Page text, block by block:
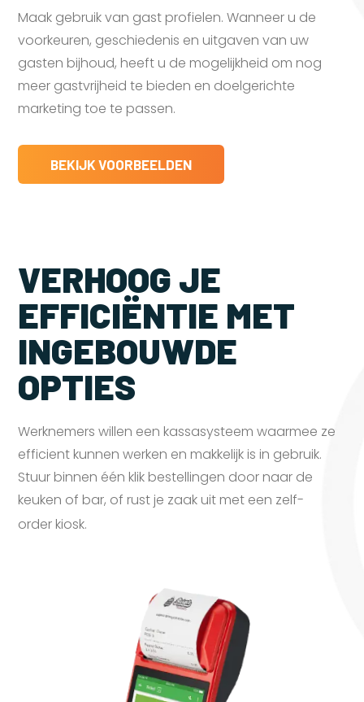
Maak gebruik van gast profielen. Wanneer u de
voorkeuren, geschiedenis en uitgaven van uw
gasten bijhoud, heeft u de mogelijkheid om nog
meer gastvrijheid te bieden en doelgerichte
marketing toe te passen.
BEKIJK VOORBEELDEN
VERHOOG JE
EFFICIËNTIE MET
INGEBOUWDE
OPTIES
Werknemers willen een kassasysteem waarmee ze
efficient kunnen werken en makkelijk is in gebruik.
Stuur binnen één klik bestellingen door naar de
keuken of bar, of rust je zaak uit met een zelf-
order kiosk.